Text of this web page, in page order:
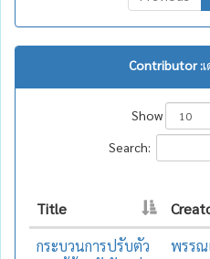
Contributor :
Show
Search:
Title
กระบวนการปรับตัว
พรรณ